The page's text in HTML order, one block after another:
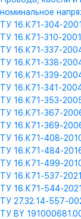
номинальное
ТУ 16.К71-304-2001
ТУ 16.К71-310-2001
ТУ 16.К71-337-
ТУ 16.К71-338-
ТУ 16.К71-339-
ТУ 16.К71-341-
ТУ 16.К71-353-
ТУ 16.К71-367-
ТУ 16.К71-369-
ТУ 16.К71-408-
ТУ 16.К71-484-
ТУ 16.К71-499-
ТУ 16.К71-537-2021
ТУ 16.К71-544-2021
ТУ 27.32.14-557-
ТУ BY